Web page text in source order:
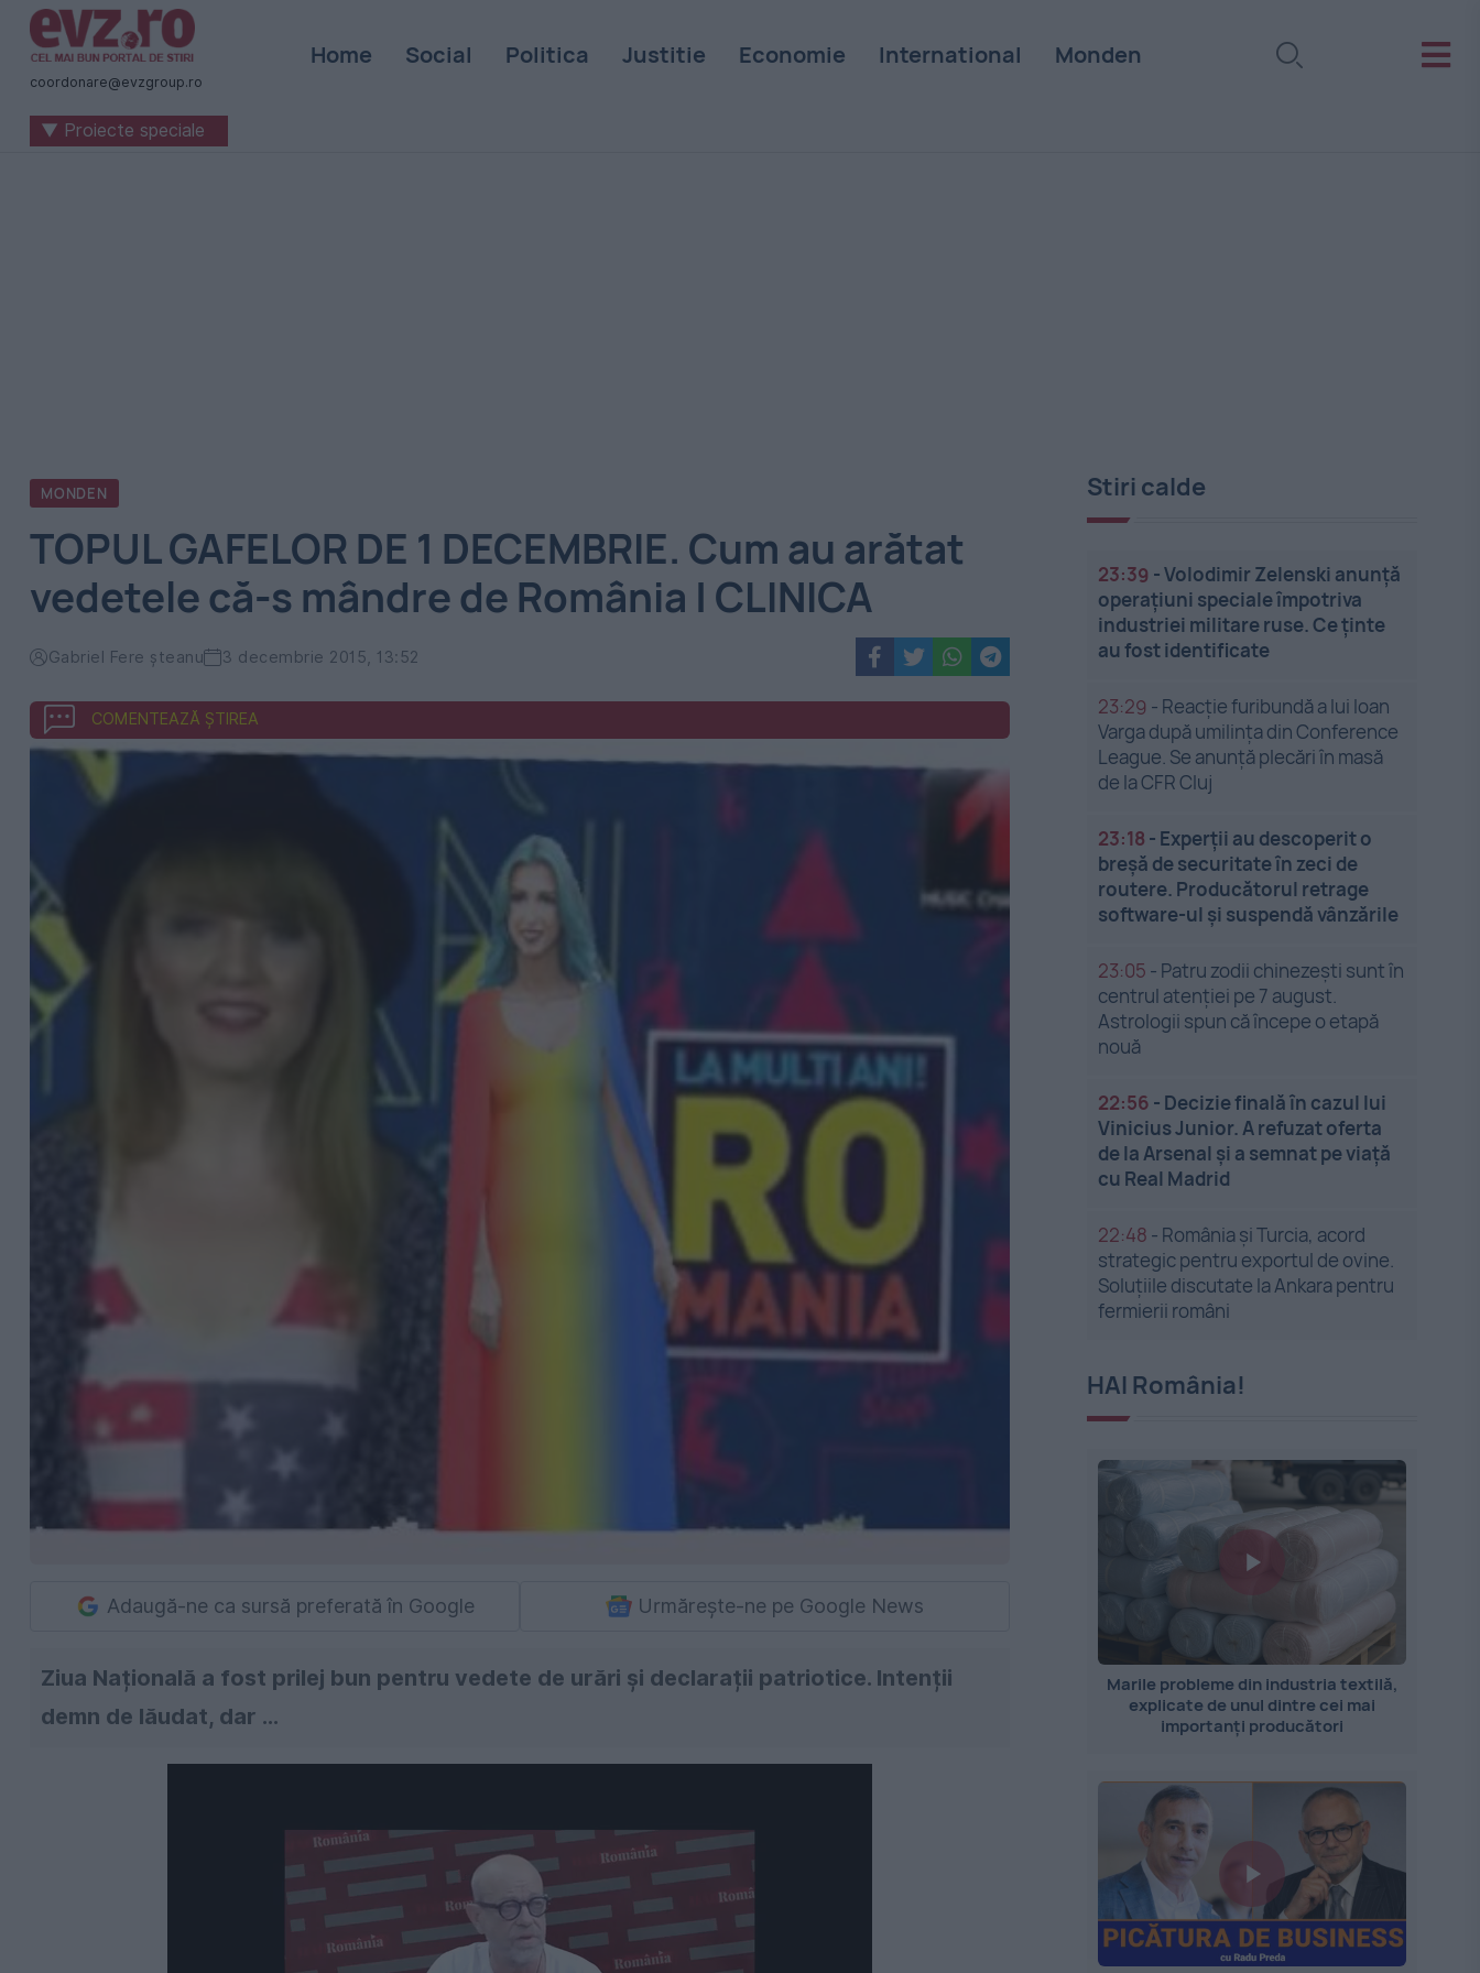
Știri
naționale
internaționale
coordonare@evzgroup.ro
Home Social Politica Justitie Economie International Monden
▼ Proiecte speciale
MONDEN
TOPUL GAFELOR DE 1 DECEMBRIE. Cum au arătat
vedetele că-s mândre de România | CLINICA
Gabriel Fere șteanu 3 decembrie 2015, 13:52
COMENTEAZĂ ȘTIREA
Adaugă-ne ca sursă preferată în Google Urmărește-ne pe Google News
Ziua Națională a fost prilej bun pentru vedete de urări și declarații patriotice. Intenții
demn de lăudat, dar ...
Stiri calde
23:39 -Volodimir Zelenski anunță
operațiuni speciale împotriva
industriei militare ruse. Ce ținte
au fost identificate
23:29 - Reacție furibundă a lui Ioan
Varga după umilința din Conference
League. Se anunță plecări în masă
de la CFR Cluj
23:18 - Experții au descoperit o
breșă de securitate în zeci de
routere. Producătorul retrage
software-ul și suspendă vânzările
23:05 - Patru zodii chinezești sunt în
centrul atenției pe 7 august.
Astrologii spun că începe o etapă
nouă
22:56 - Decizie finală în cazul lui
Vinicius Junior. A refuzat oferta
de la Arsenal și a semnat pe viață
cu Real Madrid
22:48 - România și Turcia, acord
strategic pentru exportul de ovine.
Soluțiile discutate la Ankara pentru
fermierii români
HAI România!
Marile probleme din industria textilă,
explicate de unul dintre cei mai
importanți producători